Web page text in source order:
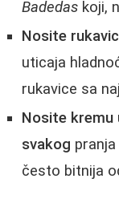
Badedas koji,
Nosite
uticaja
rukavice sa
Nosite kremu
svakog
često bitnija